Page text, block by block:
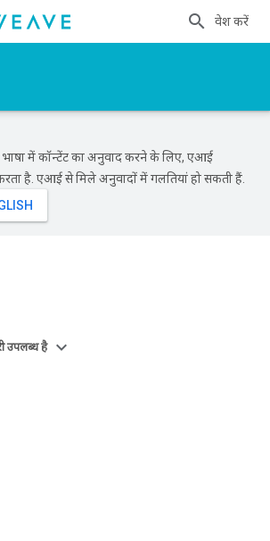
प्रवेश करें
में कॉन्टेंट का अनुवाद करने के लिए, एआई
है. एआई से मिले अनुवादों में गलतियां हो सकती हैं.
उपलब्ध है